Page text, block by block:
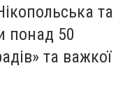
та
понад 50
та важкої